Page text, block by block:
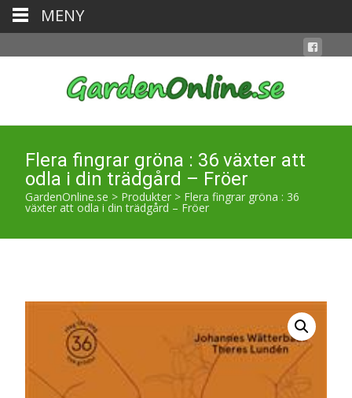
Flera fingrar gröna : 36 växter att
odla i din trädgård – Fröer
GardenOnline.se > Produkter > Flera fingrar gröna : 36
växter att odla i din trädgård – Fröer
MENY